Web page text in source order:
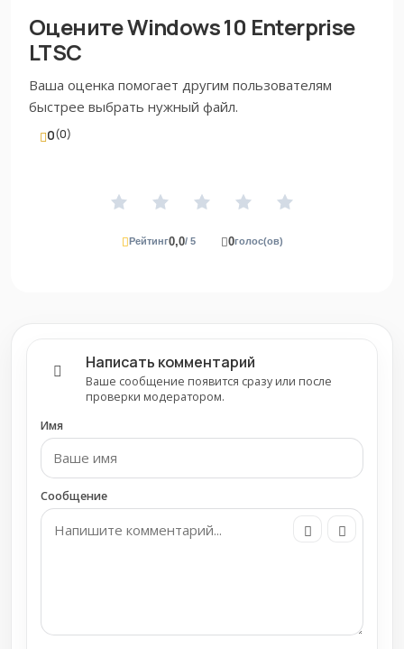
Оцените Windows 10 Enterprise
LTSC
Ваша оценка помогает другим пользователям
быстрее выбрать нужный файл.
0(0)
Рейтинг0,0/ 5 0голос(ов)
Написать комментарий
Ваше сообщение появится сразу или после
проверки модератором.
Имя
Сообщение